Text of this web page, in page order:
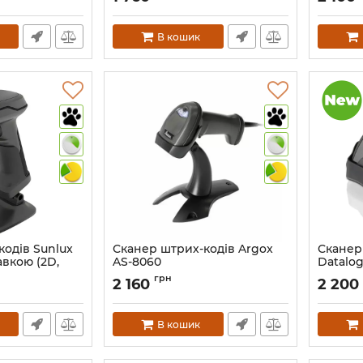
В кошик
Артикул:
Sunlux
(2D,
Сканер штрих-кодів Argox
AS-8060
Артикул:326
2 160 грн
В кошик
(USB)
Артикул:
2 200